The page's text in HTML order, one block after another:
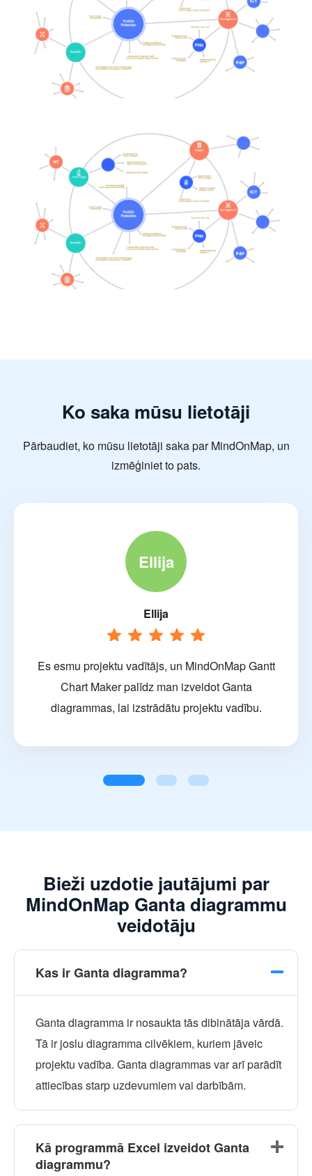
Ko saka mūsu lietotāji
Pārbaudiet, ko mūsu lietotāji saka par MindOnMap, un
izmēģiniet to pats.
Ellija
Ellija
Es esmu projektu vadītājs, un MindOnMap Gantt
Chart Maker palīdz man izveidot Ganta
diagrammas, lai izstrādātu projektu vadību.
Bieži uzdotie jautājumi par
MindOnMap Ganta diagrammu
veidotāju
Kas ir Ganta diagramma?
Ganta diagramma ir nosaukta tās dibinātāja vārdā.
Tā ir joslu diagramma cilvēkiem, kuriem jāveic
projektu vadība. Ganta diagrammas var arī parādīt
attiecības starp uzdevumiem vai darbībām.
Kā programmā Excel izveidot Ganta
diagrammu?